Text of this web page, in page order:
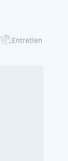
Entretien